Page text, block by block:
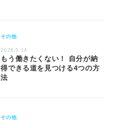
その他
2026.5.14
もう働きたくない！ 自分が納
得できる道を見つける4つの方
法
その他